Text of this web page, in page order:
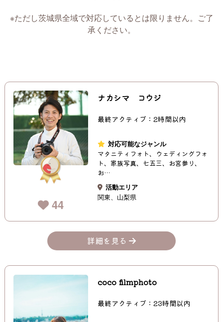
※ただし茨城県全域で対応しているとは限りません。ご了
承ください。
44
ナカシマ コウジ
最終アクティブ：2時間以内
対応可能なジャンル
マタニティフォト、ウェディングフォ
ト、家族写真、七五三、お宮参り、
お…
活動エリア
関東
山梨県
詳細を見る
coco filmphoto
最終アクティブ：23時間以内